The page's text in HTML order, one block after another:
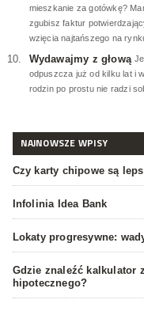
mieszkanie za gotówkę?
zgubisz faktur
wzięcia najtańszego na
Wydawajmy z głową
odpuszcza już od kilku lat i
rodzin po prostu nie radzi
NAJNOWSZE WPISY
Czy karty chipowe są
Infolinia Idea Bank
Lokaty progresywne:
Gdzie znaleźć kalkulator
hipotecznego?